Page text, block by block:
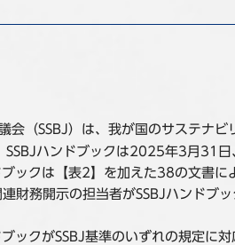
（SSBJ）は、我が国のサステナ
SSBJハンドブックは2025年3月31
ックは【表2】を加えた38の文書に
財務開示の担当者がSSBJハンドブ
ックがSSBJ基準のいずれの規定